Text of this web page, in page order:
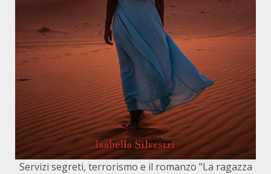
Servizi segreti, terrorismo e il romanzo "La ragazza